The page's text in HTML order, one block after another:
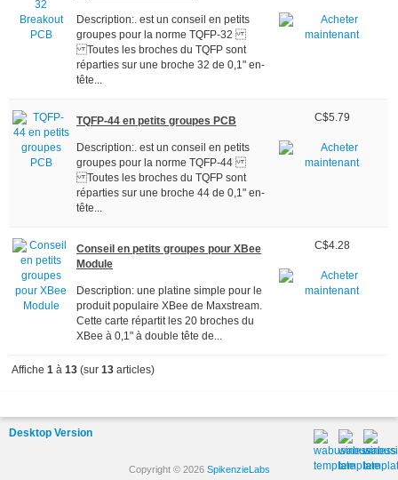
Description:. est un conseil en petits
groupes pour la norme TQFP-32
Toutes les broches du TQFP sont
réparties sur une broche 32 de 0,1" en-
tête...
TQFP-44 en petits groupes PCB
Description:. est un conseil en petits
groupes pour la norme TQFP-44
Toutes les broches du TQFP sont
réparties sur une broche 44 de 0,1" en-
tête...
C$5.79
Conseil en petits groupes pour XBee
Module
Description: une platine simple pour le
produit populaire XBee de Maxstream.
Cette carte répartit les 20 broches du
XBee à 0,1" à double tête de...
C$4.28
Affiche 1 à 13 (sur 13 articles)
Desktop Version
Copyright © 2026 SpikenzieLabs